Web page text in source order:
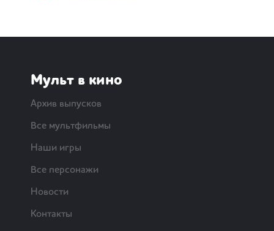
Мульт в кино
Архив выпусков
Все мультфильмы
Наши игры
Все персонажи
Новости
Контакты